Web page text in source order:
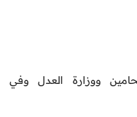
ووزارة العدل وفي